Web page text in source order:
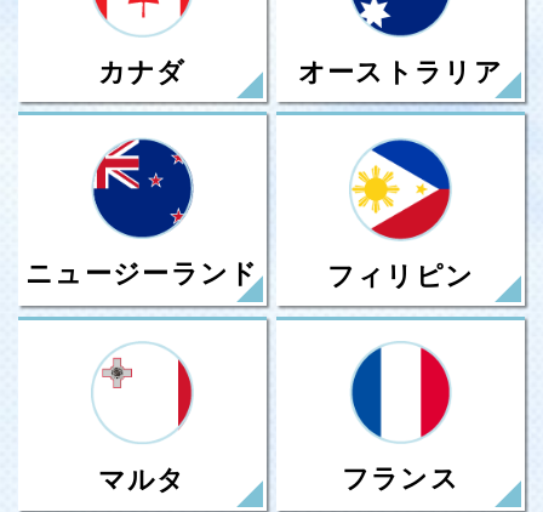
カナダ オーストラリア
ニュージーランド フィリピン
マルタ フランス